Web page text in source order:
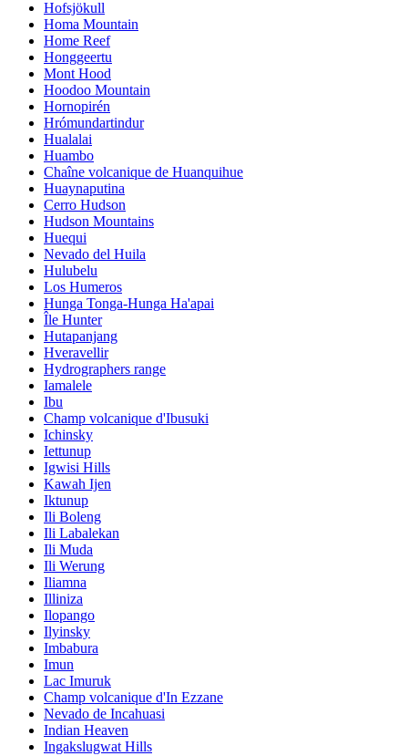
Hofsjökull
Homa Mountain
Home Reef
Honggeertu
Mont Hood
Hoodoo Mountain
Hornopirén
Hrómundartindur
Hualalai
Huambo
Chaîne volcanique de Huanquihue
Huaynaputina
Cerro Hudson
Hudson Mountains
Huequi
Nevado del Huila
Hulubelu
Los Humeros
Hunga Tonga-Hunga Ha'apai
Île Hunter
Hutapanjang
Hveravellir
Hydrographers range
Iamalele
Ibu
Champ volcanique d'Ibusuki
Ichinsky
Iettunup
Igwisi Hills
Kawah Ijen
Iktunup
Ili Boleng
Ili Labalekan
Ili Muda
Ili Werung
Iliamna
Illiniza
Ilopango
Ilyinsky
Imbabura
Imun
Lac Imuruk
Champ volcanique d'In Ezzane
Nevado de Incahuasi
Indian Heaven
Ingakslugwat Hills